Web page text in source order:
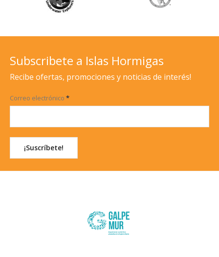
Subscribete a Islas Hormigas
Recibe ofertas, promociones y noticias de interés!
Correo electrónico *